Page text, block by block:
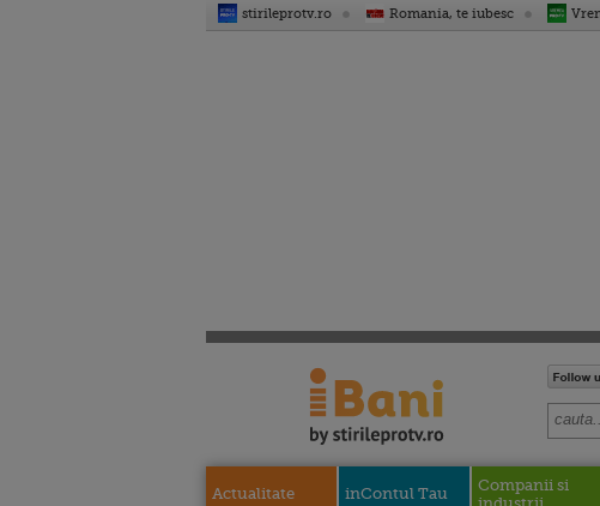
stirileprotv.ro Romania, te iubesc
Actualitate inContul Tau
Companii si